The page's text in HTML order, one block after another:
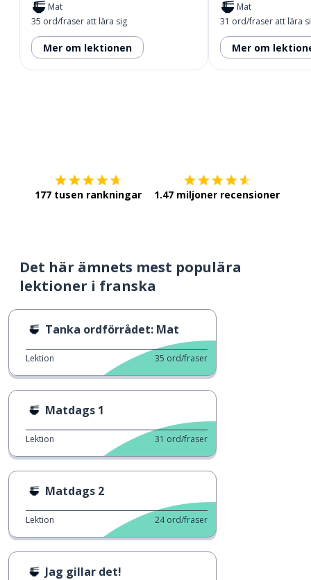
Mat
35 ord/fraser att lära sig
Mer om lektionen
Mat
31 ord/fraser att lära
Mer om
177 tusen rankningar 1.47 miljoner recensioner
Det här ämnets mest populära
lektioner i franska
Tanka ordförrådet: Mat
Lektion 35 ord/fraser
Matdags 1
Lektion 31 ord/fraser
Matdags 2
Lektion 24 ord/fraser
Jag gillar det!